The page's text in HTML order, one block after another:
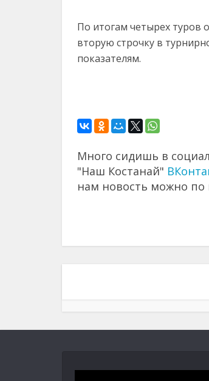
По итогам четырех туров
вторую строчку в
показателям.
Много сидишь в
"Наш Костанай"
нам новость можно по